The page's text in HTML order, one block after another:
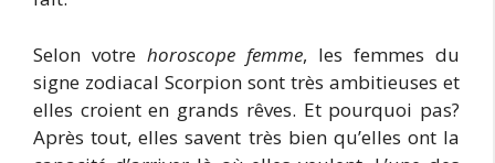
Selon votre horoscope femme, les femmes du
signe zodiacal Scorpion sont très ambitieuses et
elles croient en grands rêves. Et pourquoi pas?
Après tout, elles savent très bien qu’elles ont la